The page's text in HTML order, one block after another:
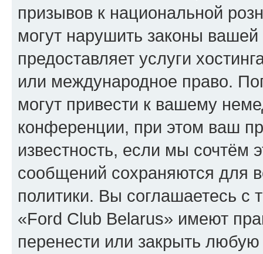
призывов к национальной
могут нарушить законы
предоставляет услуги
или международное право.
могут привести к вашему
конференции, при этом ваш
известность, если мы сочтём
сообщений сохраняются для
политики. Вы соглашаетесь
«Ford Club Belarus» имеют
перенести или закрыть